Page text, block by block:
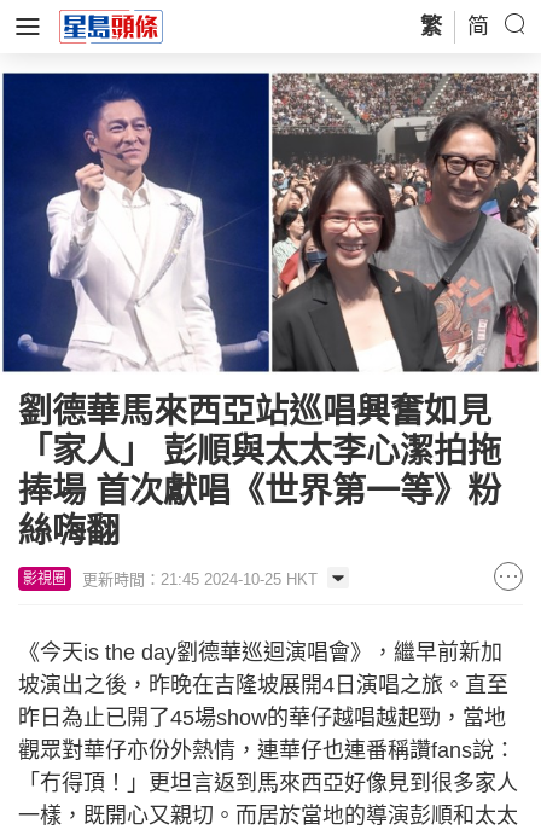
繁 简
劉德華馬來西亞站巡唱興奮如見
「家人」 彭順與太太李心潔拍拖
捧場 首次獻唱《世界第一等》粉
絲嗨翻
影視圈 更新時間：21:45 2024-10-25 HKT
《今天is the day劉德華巡迴演唱會》，繼早前新加
坡演出之後，昨晚在吉隆坡展開4日演唱之旅。直至
昨日為止已開了45場show的華仔越唱越起勁，當地
觀眾對華仔亦份外熱情，連華仔也連番稱讚fans說：
「冇得頂！」更坦言返到馬來西亞好像見到很多家人
一樣，既開心又親切。而居於當地的導演彭順和太太